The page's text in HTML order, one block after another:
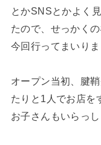
とかSNSとかよく
たので、せっかく
今回行ってまいりま
オープン当初、腱
たりと1人でお店
お子さんもいらっ